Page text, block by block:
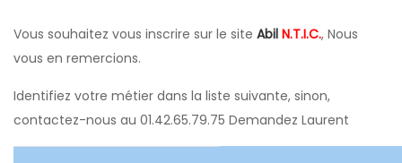
Vous souhaitez vous inscrire sur le site Abil N.T.I.C., Nous
vous en remercions.
Identifiez votre métier dans la liste suivante, sinon,
contactez-nous au 01.42.65.79.75 Demandez Laurent